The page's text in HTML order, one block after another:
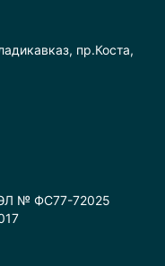
№ ФС77-72025
пр.Коста,